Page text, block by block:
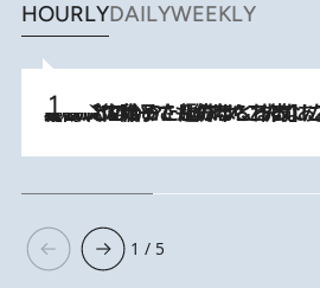
HOURLYDAILYWEEKLY
2026.8.5
【阿川佐和子さんの年とる力】なぜ70代で始めた趣味は“こんなに楽しい”のか？ ピアノ、俳句…スランプに陥っても続けられる“ある秘訣”とは
1 / 5